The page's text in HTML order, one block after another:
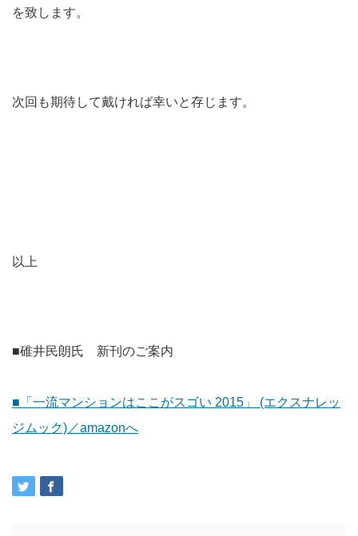
を致します。
次回も期待して戴ければ幸いと存じます。
以上
■碓井民朗氏 新刊のご案内
■「一流マンションはここがスゴい 2015」 (エクスナレッ
ジムック)／amazonへ